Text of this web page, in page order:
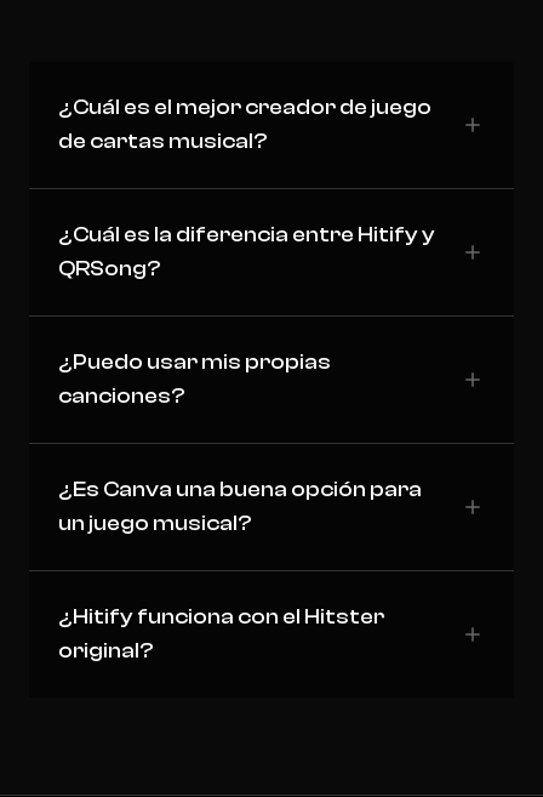
¿Cuál es el mejor creador de juego
de cartas musical?
¿Cuál es la diferencia entre Hitify y
QRSong?
¿Puedo usar mis propias
canciones?
¿Es Canva una buena opción para
un juego musical?
¿Hitify funciona con el Hitster
original?